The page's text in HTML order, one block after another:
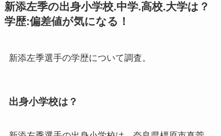
新添左季の出身小学校.中学.高校.大学は？
学歴:偏差値が気になる！
新添左季選手の学歴について調査。
出身小学校は？